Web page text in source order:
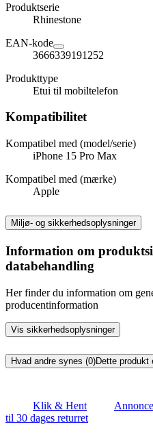
Produktserie
Rhinestone
EAN-kode
3666339191252
Produkttype
Etui til mobiltelefon
Kompatibilitet
Kompatibel med (model/serie)
iPhone 15 Pro Max
Kompatibel med (mærke)
Apple
Miljø- og sikkerhedsoplysninger
Information om
databehandling
Her finder du information om
producentinformation
Vis sikkerhedsoplysninger
Hvad andre synes (0)Dette produkt
Klik & Hent
til 30 dages returret